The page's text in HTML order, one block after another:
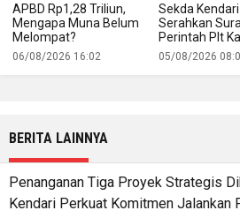
APBD Rp1,28 Triliun,
Mengapa Muna Belum
Melompat?
06/08/2026 16:02
Sekda Kendari
Serahkan
Perintah Plt
Protokol
05/08/2026
BERITA LAINNYA
Penanganan Tiga Proyek Strategis
Kendari Perkuat Komitmen Jalankan